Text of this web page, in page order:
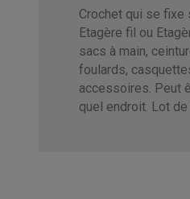
Crochet qui se fixe
Etagère fil ou
sacs à main,
foulards,
accessoires. Peut
quel endroit. Lot de